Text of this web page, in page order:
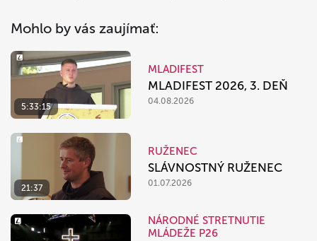
Mohlo by vás zaujímať:
5:33:15
MLADIFEST
MLADIFEST 2026, 3. DEŇ
04.08.2026
21:37
RUŽENEC
SLÁVNOSTNÝ RUŽENEC
01.07.2026
NÁRODNÉ STRETNUTIE
MLÁDEŽE P26